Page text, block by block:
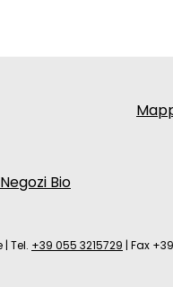
Bio
| Tel. +39 055 3215729 | Fax